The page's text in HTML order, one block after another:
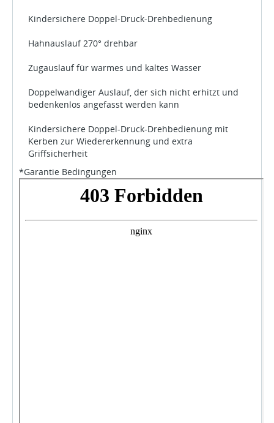
Kindersichere Doppel-Druck-Drehbedienung
Hahnauslauf 270° drehbar
Zugauslauf für warmes und kaltes Wasser
Doppelwandiger Auslauf, der sich nicht erhitzt und
bedenkenlos angefasst werden kann
Kindersichere Doppel-Druck-Drehbedienung mit
Kerben zur Wiedererkennung und extra
Griffsicherheit
*Garantie Bedingungen